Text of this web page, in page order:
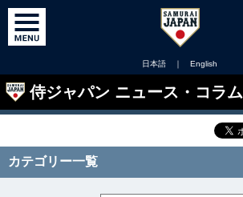
日本語 ｜ English
侍ジャパン ニュース・コラム
カテゴリー一覧